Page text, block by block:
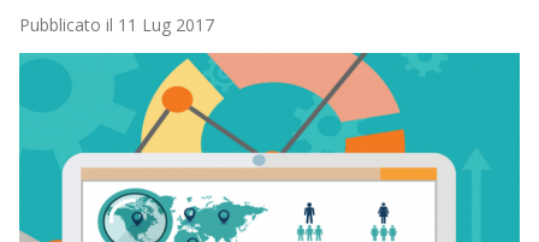
Pubblicato il 11 Lug 2017